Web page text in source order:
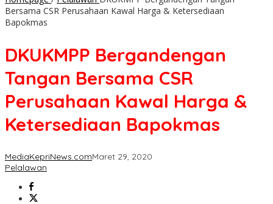
Bersama CSR Perusahaan Kawal Harga & Ketersediaan
Bapokmas
DKUKMPP Bergandengan
Tangan Bersama CSR
Perusahaan Kawal Harga &
Ketersediaan Bapokmas
MediaKepriNews.comMaret 29, 2020
Pelalawan